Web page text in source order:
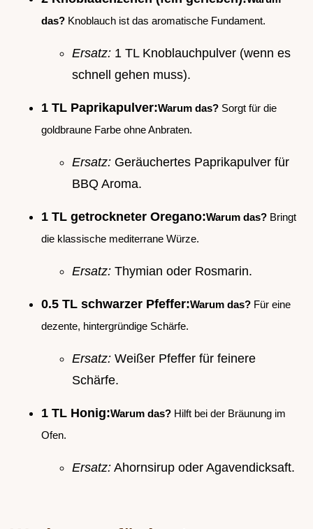
das? Knoblauch ist das aromatische Fundament.
Ersatz: 1 TL Knoblauchpulver (wenn es
schnell gehen muss).
1 TL Paprikapulver:Warum das? Sorgt für die
goldbraune Farbe ohne Anbraten.
Ersatz: Geräuchertes Paprikapulver für
BBQ Aroma.
1 TL getrockneter Oregano:Warum das? Bringt
die klassische mediterrane Würze.
Ersatz: Thymian oder Rosmarin.
0.5 TL schwarzer Pfeffer:Warum das? Für eine
dezente, hintergründige Schärfe.
Ersatz: Weißer Pfeffer für feinere
Schärfe.
1 TL Honig:Warum das? Hilft bei der Bräunung im
Ofen.
Ersatz: Ahornsirup oder Agavendicksaft.